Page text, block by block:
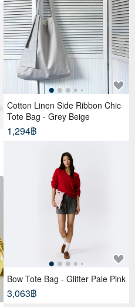
Cotton Linen Side Ribbon Chic
Tote Bag - Grey Beige
1,294฿
Bow Tote Bag - Glitter Pale Pink
3,063฿